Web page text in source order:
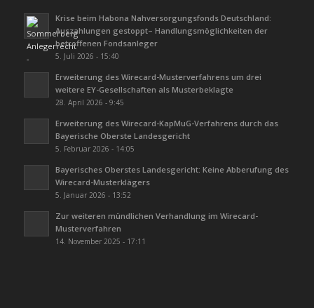
Krise beim Habona Nahversorgungsfonds Deutschland:
Auszahlungen gestoppt– Handlungsmöglichkeiten der
betroffenen Fondsanleger
5. Juli 2026 - 15:40
Erweiterung des Wirecard-Musterverfahrens um drei
weitere EY-Gesellschaften als Musterbeklagte
28. April 2026 - 9:45
Erweiterung des Wirecard-KapMuG-Verfahrens durch das
Bayerische Oberste Landesgericht
5. Februar 2026 - 14:05
Bayerisches Oberstes Landesgericht: Keine Abberufung des
Wirecard-Musterklägers
5. Januar 2026 - 13:52
Zur weiteren mündlichen Verhandlung im Wirecard-
Musterverfahren
14. November 2025 - 17:11